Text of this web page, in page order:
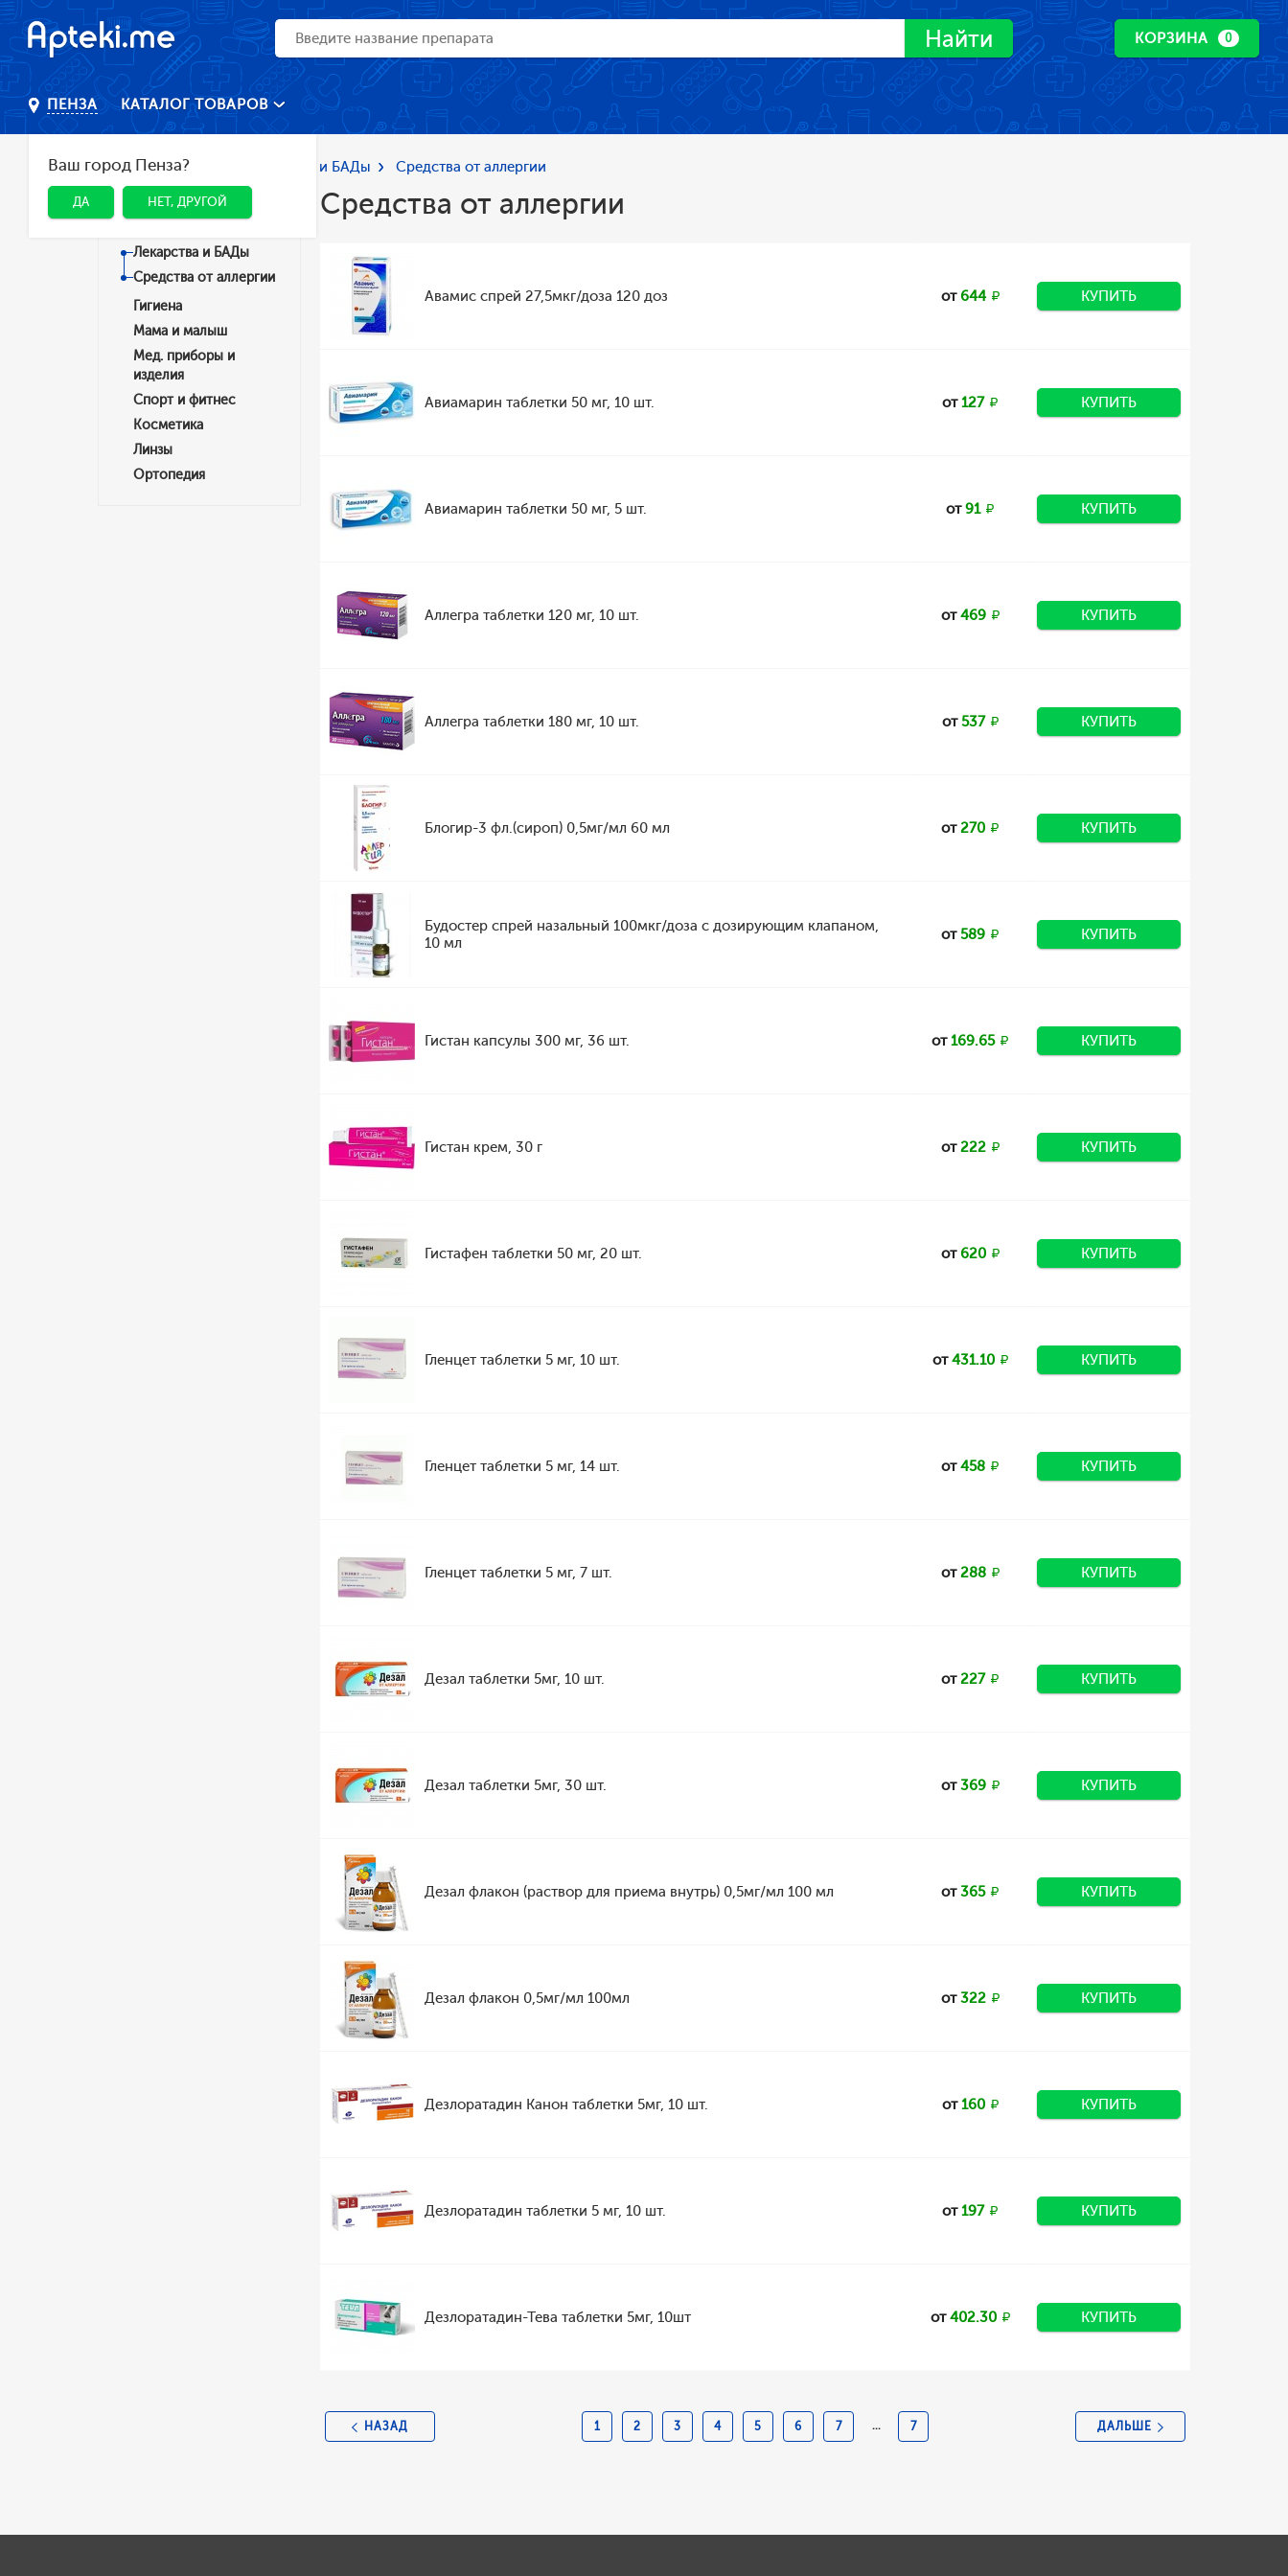
Найти КОРЗИНА 0
ПЕНЗА
Ваш город Пенза?
ДА НЕТ, ДРУГОЙ
КАТАЛОГ ТОВАРОВ
Главная Каталог Лекарства и БАДы Средства от аллергии
Категории
Лекарства и БАДы
Средства от аллергии
Гигиена
Мама и малыш
Мед. приборы и
изделия
Спорт и фитнес
Косметика
Линзы
Ортопедия
Средства от аллергии
Авамис спрей 27,5мкг/доза 120 доз от644 КУПИТЬ
Авиамарин таблетки 50 мг, 10 шт. от127 КУПИТЬ
Авиамарин таблетки 50 мг, 5 шт. от91 КУПИТЬ
Аллегра таблетки 120 мг, 10 шт. от469 КУПИТЬ
Аллегра таблетки 180 мг, 10 шт. от537 КУПИТЬ
Блогир-3 фл.(сироп) 0,5мг/мл 60 мл от270 КУПИТЬ
Будостер спрей назальный 100мкг/доза с дозирующим клапаном,
10 мл
от589 КУПИТЬ
Гистан капсулы 300 мг, 36 шт. от169.65 КУПИТЬ
Гистан крем, 30 г от222 КУПИТЬ
Гистафен таблетки 50 мг, 20 шт. от620 КУПИТЬ
Гленцет таблетки 5 мг, 10 шт. от431.10 КУПИТЬ
Гленцет таблетки 5 мг, 14 шт. от458 КУПИТЬ
Гленцет таблетки 5 мг, 7 шт. от288 КУПИТЬ
Дезал таблетки 5мг, 10 шт. от227 КУПИТЬ
Дезал таблетки 5мг, 30 шт. от369 КУПИТЬ
Дезал флакон (раствор для приема внутрь) 0,5мг/мл 100 мл от365 КУПИТЬ
Дезал флакон 0,5мг/мл 100мл от322 КУПИТЬ
Дезлоратадин Канон таблетки 5мг, 10 шт. от160 КУПИТЬ
Дезлоратадин таблетки 5 мг, 10 шт. от197 КУПИТЬ
Дезлоратадин-Тева таблетки 5мг, 10шт от402.30 КУПИТЬ
НАЗАД 1 2 3 4 5 6 7 ... 7 ДАЛЬШЕ